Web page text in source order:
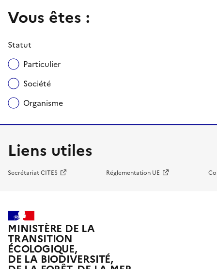
Vous êtes :
Statut
Particulier
Société
Organisme
Liens utiles
Secrétariat CITES Réglementation UE
MINISTÈRE DE LA
TRANSITION
ÉCOLOGIQUE,
DE LA BIODIVERSITÉ,